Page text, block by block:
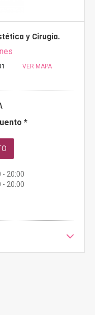
y Cirugía.
VER MAPA
*
- 20:00
- 20:00